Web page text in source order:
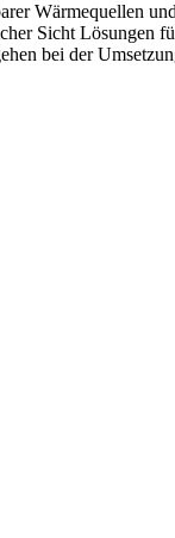
Wärmequellen
Sicht Lösungen
bei der